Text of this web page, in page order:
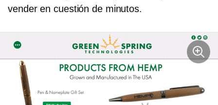
vender en cuestión de minutos.